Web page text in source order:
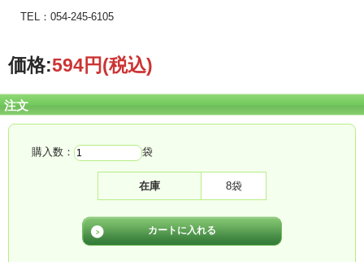
TEL：054-245-6105
価格:594円(税込)
注文
購入数： 袋
在庫 8袋